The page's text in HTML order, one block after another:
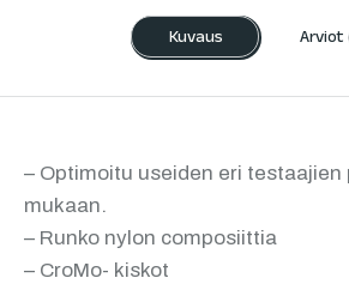
Kuvaus Arviot
– Optimoitu useiden eri testaajien
mukaan.
– Runko nylon composiittia
– CroMo- kiskot